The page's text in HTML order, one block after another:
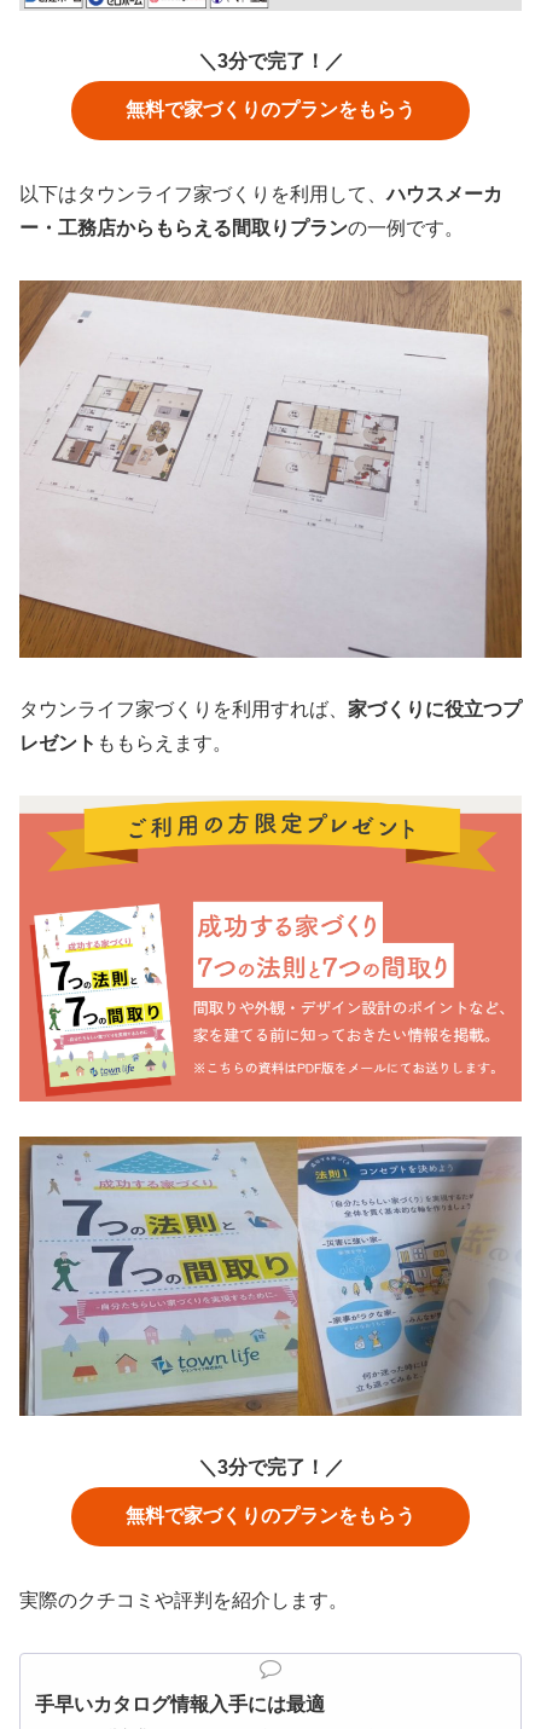
＼3分で完了！／
無料で家づくりのプランをもらう
以下はタウンライフ家づくりを利用して、ハウスメーカ
ー・工務店からもらえる間取りプランの一例です。
タウンライフ家づくりを利用すれば、 家づくりに役立つプ
レゼント ももらえます。
＼3分で完了！／
無料で家づくりのプランをもらう
実際のクチコミや評判を紹介します。
手早いカタログ情報入手には最適